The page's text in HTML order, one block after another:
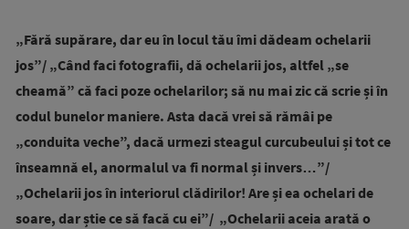
„Fără supărare, dar eu în locul tău îmi dădeam ochelarii
jos”/ „Când faci fotografii, dă ochelarii jos, altfel „se
cheamă” că faci poze ochelarilor; să nu mai zic că scrie și în
codul bunelor maniere. Asta dacă vrei să rămâi pe
„conduita veche”, dacă urmezi steagul curcubeului și tot ce
înseamnă el, anormalul va fi normal și invers…”/
„Ochelarii jos în interiorul clădirilor! Are și ea ochelari de
soare, dar știe ce să facă cu ei”/ „Ochelarii aceia arată o